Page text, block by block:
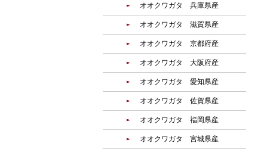
オオクワガタ 兵庫県産
オオクワガタ 滋賀県産
オオクワガタ 京都府産
オオクワガタ 大阪府産
オオクワガタ 愛知県産
オオクワガタ 佐賀県産
オオクワガタ 福岡県産
オオクワガタ 宮城県産